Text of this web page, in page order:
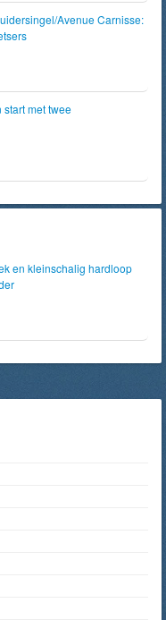
Avenue Carnisse:
met twee
en kleinschalig hardloop